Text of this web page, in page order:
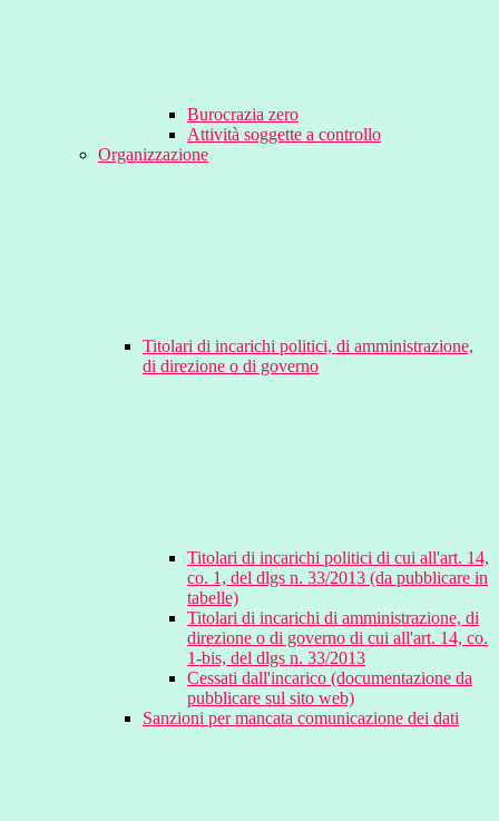
Burocrazia zero
Attività soggette a controllo
Organizzazione
Titolari di incarichi politici, di amministrazione,
di direzione o di governo
Titolari di incarichi politici di cui all'art. 14,
co. 1, del dlgs n. 33/2013 (da pubblicare in
tabelle)
Titolari di incarichi di amministrazione, di
direzione o di governo di cui all'art. 14, co.
1-bis, del dlgs n. 33/2013
Cessati dall'incarico (documentazione da
pubblicare sul sito web)
Sanzioni per mancata comunicazione dei dati